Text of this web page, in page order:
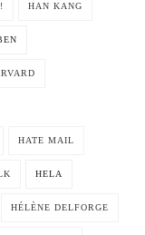
HAN KANG
HATE MAIL
HELA
HÉLÈNE DELFORGE